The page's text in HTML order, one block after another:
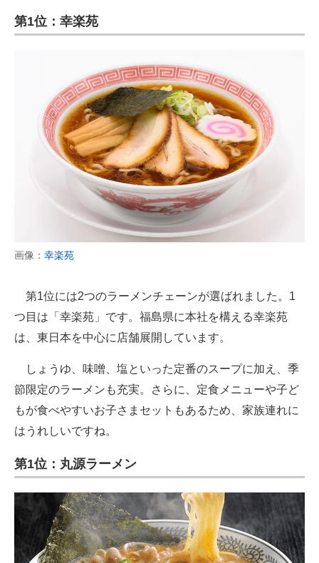
第1位：幸楽苑
画像： 幸楽苑
第1位には2つのラーメンチェーンが選ばれました。1
つ目は「幸楽苑」です。福島県に本社を構える幸楽苑
は、東日本を中心に店舗展開しています。
しょうゆ、味噌、塩といった定番のスープに加え、季
節限定のラーメンも充実。さらに、定食メニューや子ど
もが食べやすいお子さまセットもあるため、家族連れに
はうれしいですね。
第1位：丸源ラーメン